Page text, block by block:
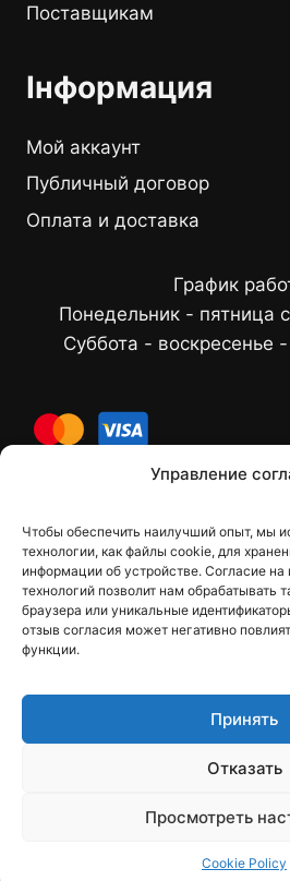
Управление
Чтобы обеспечить наилучший опыт, мы
технологии, как файлы cookie, для
информации об устройстве. Согласие на
технологий позволит нам обрабатывать
браузера или уникальные
отзыв согласия может негативно
функции.
Принять
Отказать
Просмотреть
Cookie Policy
Поставщикам
Інформация
Мой аккаунт
Публичный договор
Оплата и доставка
График
Понедельник - пятница
Суббота - воскресенье
Контакты
dfbelements@gmail.com
Instagram
Корзина